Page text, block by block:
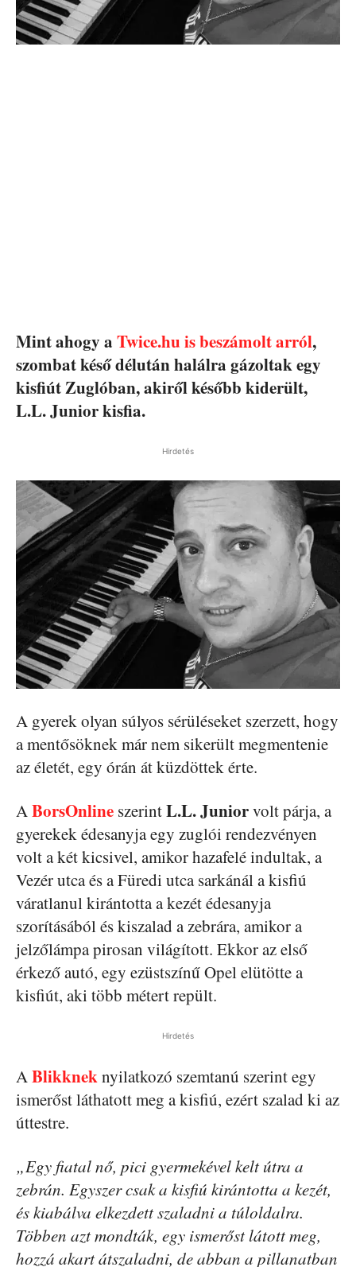
Mint ahogy a Twice.hu is beszámolt arról,
szombat késő délután halálra gázoltak egy
kisfiút Zuglóban, akiről később kiderült,
L.L. Junior kisfia.
Hirdetés
A gyerek olyan súlyos sérüléseket szerzett, hogy
a mentősöknek már nem sikerült megmentenie
az életét, egy órán át küzdöttek érte.
A BorsOnline szerintL.L. Juniorvolt párja, a
gyerekek édesanyja egy zuglói rendezvényen
volt a két kicsivel, amikor hazafelé indultak, a
Vezér utca és a Füredi utca sarkánál a kisfiú
váratlanul kirántotta a kezét édesanyja
szorításából és kiszalad a zebrára, amikor a
jelzőlámpa pirosan világított. Ekkor az első
érkező autó, egy ezüstszínű Opel elütötte a
kisfiút, aki több métert repült.
Hirdetés
A Blikkneknyilatkozó szemtanú szerint egy
ismerőst láthatott meg a kisfiú, ezért szalad ki az
úttestre.
„Egy fiatal nő, pici gyermekével kelt útra a
zebrán. Egyszer csak a kisfiú kirántotta a kezét,
és kiabálva elkezdett szaladni a túloldalra.
Többen azt mondták, egy ismerőst látott meg,
hozzá akart átszaladni, de abban a pillanatban